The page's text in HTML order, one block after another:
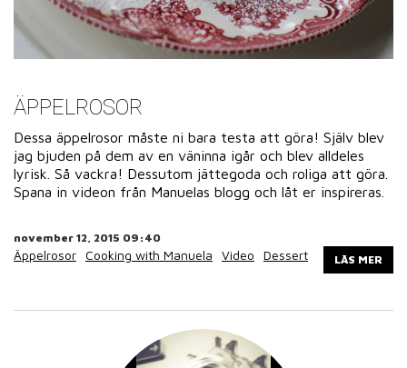
ÄPPELROSOR
Dessa äppelrosor måste ni bara testa att göra! Själv blev
jag bjuden på dem av en väninna igår och blev alldeles
lyrisk. Så vackra! Dessutom jättegoda och roliga att göra.
Spana in videon från Manuelas blogg och låt er inspireras.
november 12, 2015 09:40
Äppelrosor Cooking with Manuela Video Dessert LÄS MER